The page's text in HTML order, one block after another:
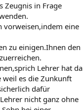
Zeugnis in Frage
vorweisen,indem eine
zu einigen.Ihnen den
Lehrer hat da
weil es die Zunkunft
dafür
nicht ganz ohne